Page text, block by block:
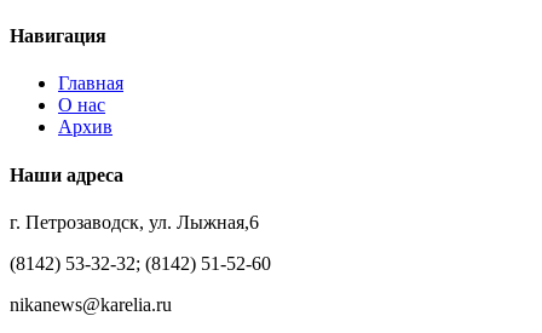
Навигация
Главная
О нас
Архив
Наши адреса
г. Петрозаводск, ул. Лыжная,6
(8142) 53-32-32; (8142) 51-52-60
nikanews@karelia.ru